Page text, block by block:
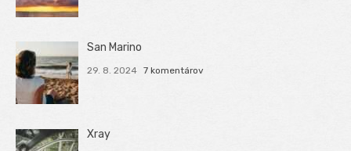
San Marino
29. 8. 2024 7 komentárov
Xray